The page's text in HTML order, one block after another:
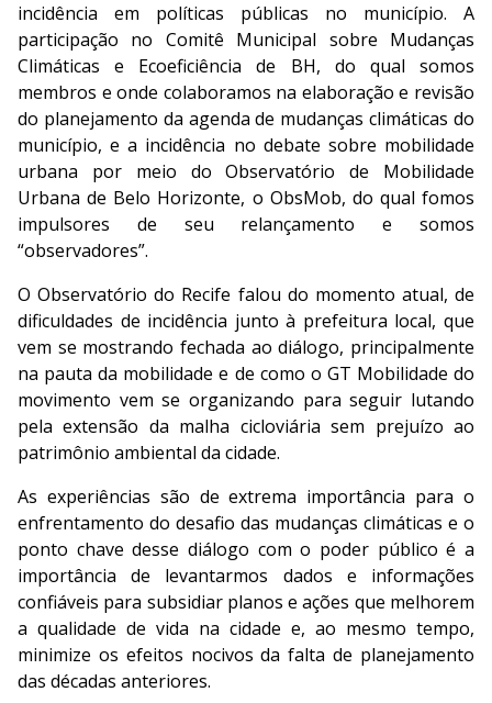
incidência em políticas públicas no município. A
participação no Comitê Municipal sobre Mudanças
Climáticas e Ecoeficiência de BH, do qual somos
membros e onde colaboramos na elaboração e revisão
do planejamento da agenda de mudanças climáticas do
município, e a incidência no debate sobre mobilidade
urbana por meio do Observatório de Mobilidade
Urbana de Belo Horizonte, o ObsMob, do qual fomos
impulsores de seu relançamento e somos
“observadores”.
O Observatório do Recife falou do momento atual, de
dificuldades de incidência junto à prefeitura local, que
vem se mostrando fechada ao diálogo, principalmente
na pauta da mobilidade e de como o GT Mobilidade do
movimento vem se organizando para seguir lutando
pela extensão da malha cicloviária sem prejuízo ao
patrimônio ambiental da cidade.
As experiências são de extrema importância para o
enfrentamento do desafio das mudanças climáticas e o
ponto chave desse diálogo com o poder público é a
importância de levantarmos dados e informações
confiáveis para subsidiar planos e ações que melhorem
a qualidade de vida na cidade e, ao mesmo tempo,
minimize os efeitos nocivos da falta de planejamento
das décadas anteriores.